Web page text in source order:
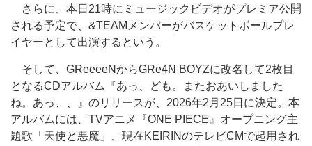
さらに、本日21時にミュージックビデオがプレミア公開
される予定で、&TEAMメンバーがバスケットボールプレ
イヤーとして出演するという。
そして、GReeeeNからGRe4N BOYZに改名して2枚目
となるCDアルバム『あっ、ども。またおあいしました
ね。あっ、、』のリリースが、2026年2月25日に決定。本
アルバムには、TVアニメ『ONE PIECE』オープニング主
題歌「天使と悪魔」、現在KEIRINのテレビCMで起用され